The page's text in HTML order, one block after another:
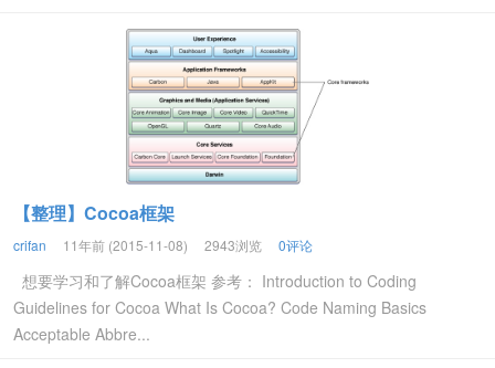
【整理】Cocoa框架
crifan 11年前 (2015-11-08) 2943浏览 0评论
想要学习和了解Cocoa框架 参考： Introduction to Coding
Guidelines for Cocoa What Is Cocoa? Code Naming Basics
Acceptable Abbre...